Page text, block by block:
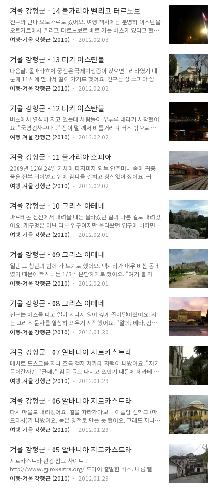
라는 벨리코 터르노보에서는 쓸데없이 예정 도착시간보다 훨씬
일찍 도착하더니 정작 빨리 도착해야 하는 소피아는 1시간 연착
했어요. 연착 이유는 바로 눈 때문. 눈 때문에 소피아로 버스가
진입해서 버스 터미널까지 가는데 길이 너무 막혀서 1시간 연착
하고 말았어요. 소피아에 도착하니 13시 40분이었어요. 버스가
이 안 맞는다면 어쩔 수 없이 루마니아 부쿠레슈티행 버스를 타
야 했어요. "다행이다!" 정..
겨울 강행군 - 14 불가리아 벨리코 터르노보
친구와 만나 오토가르로 갔어요. 여행 책자에는 분명히 이스탄불
오토가르에서 벨리코 터르노보로 바로 가는 버스가 있다고 했어
요. 들어가자마자 우리를 거칠게 잡는 호객꾼의 손길. '벨리코 터
끌고가려고 했어요. 하지만 여기에 굴복할 제가 아니었어요. 분
명히 제가 보고 있던 여행 책자에 벨리코 터르노보행 버스가 있
다고 나와 있었거든요. 호객꾼들을 뒤로 하고 버스 회사 사무실
을 하나하나 들어가보기 시작했어요. "벨리코 터르노보 가요?"
"안 가요." 전부 벨리코 터르노보 가는 버스는 없다고 했어요.
코 터르노보로 간다는 버스는 없었어요. 책이 잘못 나온 것 아닌
가 하는 생각이 들었어요. ..
여행-겨울 강행군 (2010) 2012.02.03
겨울 강행군 - 13 터키 이스탄불
다음날. 돌마바흐체 궁전은 국제학생증이 있으면 1리라였기 때
문에 11시에 만나서 같이 가기로 했어요. 친구는 성 소피아 성당
으로 갔고, 저는 블루모스크에 갔어요. 블루 모스크는 입장료 공
예배 시간이 끝나면 다시 입장. 블루 모스크로 가자! 블루 모스크
와 아야 소피아는 서로 마주보고 있어요. 아침인데도 아야 소피
아쪽은 사람들이 줄을 잔뜩 서 있었어요. 그에 비해 블루 모스크
는 줄이 많지는 않았어요. 이것이 공짜의 힘! 블루 모스크는 크게
기다릴 필요가 없어요. 입구에서 신발 벗고 신발을 공짜로 주는
요. 원하면 발도 씻을 수 있어요. 여기는 아무리 커도 원래부터
모스크. 여기는 구..
여행-겨울 강행군 (2010) 2012.02.02
겨울 강행군 - 12 터키 이스탄불
버스에서 열심히 자고 있는데 사람들이 우루루 내리기 시작했어
요. "국경검사구나..." 잠이 덜 깨서 비틀거리며 버스 밖으로 나
왔어요. 불가리아 국경을 넘고 터키 국경을 넘었어요. 확실히 귀
터키 국경심사는 짐도 다 내려요. 입국심사 받은 후 버스에 있는
모든 짐을 다 꺼내서 다시 한 번 세관 검사를 받아요. 밀무역이
극성이라 이렇게 까다롭게 한다고 하는데 어쨌든 추운 겨울밤,
잠이 덜 깬 상태에서는 극악으로 귀찮은 일. 모든 심사가 끝나자
다시 버스에 올라타서 잠을 청했어요. 오늘은 성탄절. 그러나 여
없었어요. 버스가 이스탄불 버스 터미널에 도착하자마자 가장 먼
저 한 일은 환전소 ..
여행-겨울 강행군 (2010) 2012.02.02
겨울 강행군 - 11 불가리아 소피아
2009년 12월 24일 기차에 타자마자 외투 안주머니 속에 귀중
품을 전부 집어넣고 위에 점퍼를 걸치고 정신없이 잤어요. 귀중
품을 전부 외투 안주머니 속에 집어넣고 점퍼를 입은 이유는 도
금만 신경쓰면 피할 수 있는데, 겨울에는 가장 좋은 것이 옷 속에
집어넣고 위에 외투를 걸치고 자는 것. 옷을 발가벗기고 훔쳐가
면 그것은 강도. 기차에서 도둑을 한 번 당해본 적이 있기 때문에
확실히 도난을 당하지 않기 위해 생각해낸 것이었어요. 솔직히
깊이 잠들면 가방을 건드리는 것은 신경쓰기 어려워요. 친구와
마자 정신 못 차리고 잠들었어요. 솔직히 피곤한 상황에서 불침
번을 선다는 것 자체가 말이 ..
여행-겨울 강행군 (2010) 2012.02.02
겨울 강행군 - 10 그리스 아테네
파르테논 신전에서 내려올 때는 올라갔던 길과 다른 길로 내려갔
어요. 개구멍은 아닌 다른 입구이지만 올라왔던 입구에 비하면
작은 입구였어요. 그 이유야 당연히 아까 올라왔던 길에는 극장
었거든요. "우리가 많이 올라갔구나." 다른 쪽으로 내려와서 뒤
돌아보니 멀리 파르테논 신전이 보였어요. 우리나라보다 도시화
가 더 심해 보였던 아테네였지만 이렇게 예뻐 보이는 구석도 있
었어요. 헤파이스토스 신전으로 가야 하는데 다 내려와서 길을
따라가다보니 시장으로 가게 되었어요. 시장 바로 옆이 유적이에
는 것까지는 알겠는데 정말 일주일도 부족하다는 생각은 전혀 안
들었어요. 시장에 들어가서 무언가 살..
여행-겨울 강행군 (2010) 2012.02.01
겨울 강행군 - 09 그리스 아테네
일단 그 청년과 함께 가 보기로 했어요. 택시비가 매우 비싼 동네
였기 때문에 택시비는 1/3씩 분담하기로 했어요. "여기 볼 거 뭐
있어요?" "여기는 정말 환타스틱해요!" 아 맞다...너 서양인이
것이 바보. 서양인에게 그리스 아테네란 한국인에게 백두산 천지
보다 더 큰 의미를 가져요. 얘네들 문화의 기본을 이루는 한 축이
바로 고대 그리스-로마 문화. 그래서 바이런은 총을 들고 그리스
독립 전쟁에 직접 참전까지 했어요. 그리고 고대 그리스 - 특히
아테네는 민주주의의 시발점. 고등학교때까지 질리도록 외워야
래서 서양인들에게는 매우 의미있는 장소. 서양 청년은 아테네를
다 보기 위해..
여행-겨울 강행군 (2010) 2012.02.01
겨울 강행군 - 08 그리스 아테네
친구는 버스를 타고 얼마 지나지 않아 깊게 골아떨어졌어요. 저
는 그리스 문자를 열심히 외우기 시작했어요. "알페, 베타, 감
마..." 하지만 그리스 문자는 정말 쉽지 않았어요. 대소 문자 구분
요. 글자 모양이 라틴 알파벳과 비슷하게 생긴 녀석들도 있었지
만 발음까지 라틴 알파벳과 같지는 않았어요. 그리고 글자 모양
이 이상하게 제 신경을 박박 긁었어요. 뭔가 둥글둥글하면서도
뾰족뾰족한 게 있고 흘려쓴 듯 한 느낌이 머리를 어지럽게 하고
속을 울렁거리게 만들었어요. "외워야 해!" 말은 모르지만 글자
자는 읽어야 표지판이라도 읽으며 돌아다니니까요. 글자를 겨우
다 외웠을 때, 버스가 국경..
여행-겨울 강행군 (2010) 2012.01.30
겨울 강행군 - 07 알바니아 지로카스트라
메치트 모스크를 지나 조금 걷자 제카테 저택이 나왔어요. "저기
들어갈까?" "글쎄?" 짐을 들고 다니고 있었기 때문에 제카테 저
택에 들어갈까 망설여졌어요. 그러나 크게 고민할 필요조차 없는
문이 있나 둘러 보았지만 다른 문은 보이지 않았어요. 분명 정문
이었어요. 문은 굳게 잠겨 있었고, 안에는 그 누구도 보이지 않았
어요. "그냥 가자." 멀리 보이는 교회의 종탑. 제카테 저택을 지
나 걷다 보니 공산 알바니아의 흔적을 또 찾을 수 있었어요. 뭔지
는 모르겠으나 어쨌든 공산 알바니아의 흔적. 여담이지만 공산
가 안 좋았고, 중국 (중공)과도 사이가 안 좋았어요. 진짜로 철저
한 고립 국가..
여행-겨울 강행군 (2010) 2012.01.29
겨울 강행군 - 06 알바니아 지로카스트라
다시 마을로 내려왔어요. 길을 따라가다보니 이슬람 신학교 (마
드라사)가 나왔어요. 돔은 양철로 만든 듯 했어요. 그래도 저나마
형태가 남아있어서 다행이라고 생각했어요. 전깃줄을 만지고 계
깃줄을 만지는 장면을 보니 제가 더 불안했어요. 아저씨께서는
저희를 잠깐 바라보시더니 다시 전깃줄을 만지시기 시작하셨어
요. 이 모스크가 지로카스트라에서 가장 유명한 모스크에요. 이
름은 '지로카스트라 모스크', 또는 '바자르 모스크'에요. 무언가
특별한 이름이 있을 것 같지만 특별한 이름은 없어요. 모스크 입
여행-겨울 강행군 (2010) 2012.01.29
겨울 강행군 - 05 알바니아 지로카스트라
지로카스트라 관광 참고 사이트 :
http://www.gjirokastra.org/ 드디어 출발한 버스. 나름 빨리
달리는 것 같았지만 여기는 도로 사정이 좋지 않은 알바니아. 모
여행-겨울 강행군 (2010) 2012.01.29